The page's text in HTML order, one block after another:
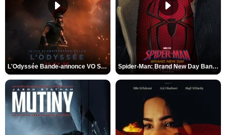
L'Odyssée Bande-annonce VO STFR Spider-Man: Brand New Day Bande-annonce VO STFR